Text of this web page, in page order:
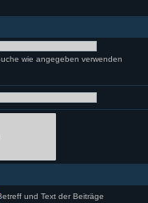
wie angegeben verwenden
und Text der Beiträge